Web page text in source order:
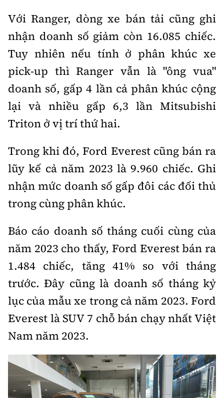
Với Ranger, dòng xe bán tải cũng ghi
nhận doanh số giảm còn 16.085 chiếc.
Tuy nhiên nếu tính ở phân khúc xe
pick-up thì Ranger vẫn là "ông vua"
doanh số, gấp 4 lần cả phân khúc cộng
lại và nhiều gấp 6,3 lần Mitsubishi
Triton ở vị trí thứ hai.
Trong khi đó, Ford Everest cũng bán ra
lũy kế cả năm 2023 là 9.960 chiếc. Ghi
nhận mức doanh số gấp đôi các đối thủ
trong cùng phân khúc.
Báo cáo doanh số tháng cuối cùng của
năm 2023 cho thấy, Ford Everest bán ra
1.484 chiếc, tăng 41% so với tháng
trước. Đây cũng là doanh số tháng kỷ
lục của mẫu xe trong cả năm 2023. Ford
Everest là SUV 7 chỗ bán chạy nhất Việt
Nam năm 2023.